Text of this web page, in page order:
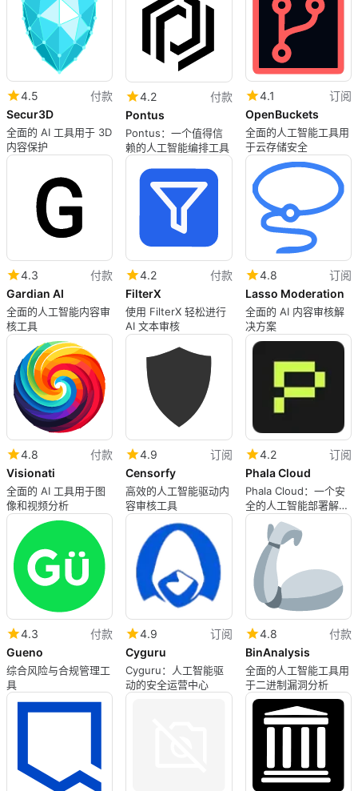
4.5
付款
Secur3D
全面的 AI 工具用于 3D
内容保护
4.2
付款
Pontus
Pontus：一个值得信
赖的人工智能编排工具
4.1
订阅
OpenBuckets
全面的人工智能工具用
于云存储安全
4.3
付款
Gardian AI
全面的人工智能内容审
核工具
4.2
付款
FilterX
使用 FilterX 轻松进行
AI 文本审核
4.8
订阅
Lasso Moderation
全面的 AI 内容审核解
决方案
4.8
付款
Visionati
全面的 AI 工具用于图
像和视频分析
4.9
订阅
Censorfy
高效的人工智能驱动内
容审核工具
4.2
订阅
Phala Cloud
Phala Cloud：一个安
全的人工智能部署解决
方案
4.3
付款
Gueno
综合风险与合规管理工
具
4.9
订阅
Cyguru
Cyguru：人工智能驱
动的安全运营中心
4.8
付款
BinAnalysis
全面的人工智能工具用
于二进制漏洞分析